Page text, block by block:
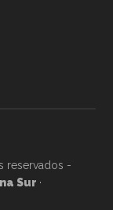
reservados -
Sur ·